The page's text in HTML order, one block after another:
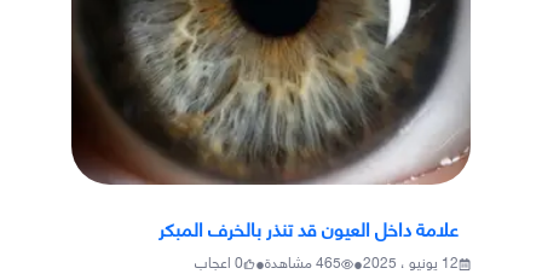
علامة داخل العيون قد تنذر بالخرف المبكر
12 يونيو ، 2025 •
465مشاهدة•
0اعجاب